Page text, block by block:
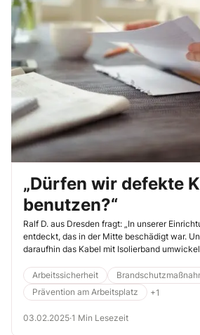
„Dürfen wir defekte
benutzen?“
Ralf D. aus Dresden fragt: „In unserer
entdeckt, das in der Mitte beschädigt war.
daraufhin das Kabel mit Isolierband
Arbeitssicherheit
Prävention am Arbeitsplatz
+1
03.02.2025·1 Min Lesezeit